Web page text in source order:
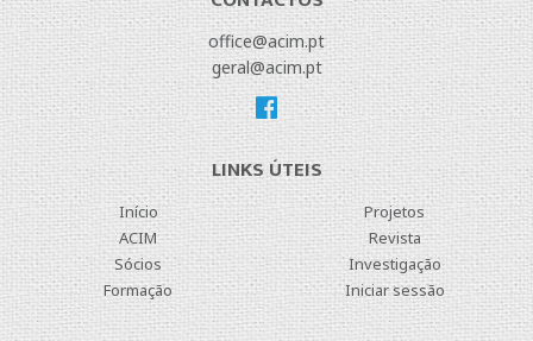
office@acim.pt
geral@acim.pt
LINKS ÚTEIS
Início
ACIM
Sócios
Formação
Projetos
Revista
Investigação
Iniciar sessão